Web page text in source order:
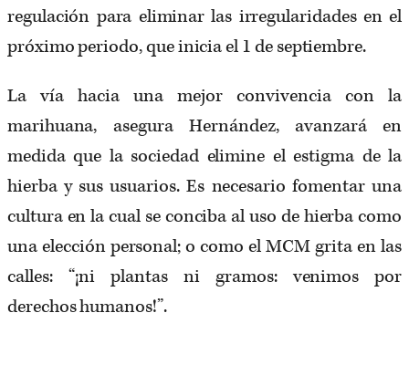
regulación para eliminar las irregularidades en el
próximo periodo, que inicia el 1 de septiembre.
La vía hacia una mejor convivencia con la
marihuana, asegura Hernández, avanzará en
medida que la sociedad elimine el estigma de la
hierba y sus usuarios. Es necesario fomentar una
cultura en la cual se conciba al uso de hierba como
una elección personal; o como el MCM grita en las
calles: “¡ni plantas ni gramos: venimos por
derechos humanos!”.